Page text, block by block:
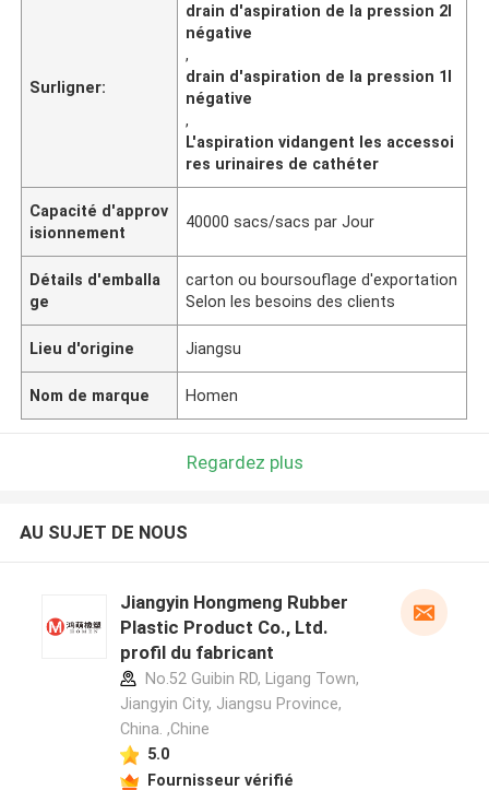
Surligner:
drain d'aspiration de la pression 2l
négative
,
drain d'aspiration de la pression 1l
négative
,
L'aspiration vidangent les accessoi
res urinaires de cathéter
Capacité d'approv
isionnement
40000 sacs/sacs par Jour
Détails d'emballa
ge
carton ou boursouflage d'exportation
Selon les besoins des clients
Lieu d'origine Jiangsu
Nom de marque Homen
Regardez plus
AU SUJET DE NOUS
Jiangyin Hongmeng Rubber
Plastic Product Co., Ltd.
profil du fabricant
No.52 Guibin RD, Ligang Town,
Jiangyin City, Jiangsu Province,
China. ,Chine
5.0
Fournisseur vérifié